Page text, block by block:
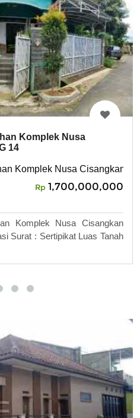
Komplek Nusa
14
Komplek Nusa Cisangkan
Rp 1,700,000,000
Komplek Nusa Cisangkan
Surat : Sertipikat Luas Tanah